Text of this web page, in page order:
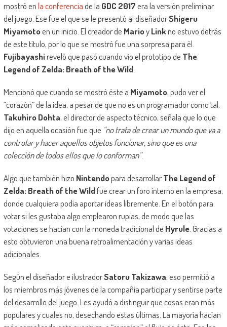
mostró enla conferenciade la GDC 2017era la versión preliminar
del juego. Ese fue el que se le presentó al diseñadorShigeru
Miyamotoen un inicio. El creador de MarioyLinkno estuvo detrás
de este título, por lo que se mostró fue una sorpresa para él.
Fujibayashireveló que pasó cuando vio el prototipo de The
Legend of Zelda: Breath of the Wild.
Mencionó que cuando se mostró éste a Miyamoto, pudo ver el
“corazón” de la idea, a pesar de que no es un programador como tal.
Takuhiro Dohta, el director de aspecto técnico, señala que lo que
dijo en aquella ocasión fue que “no trata de crear un mundo que va a
controlar y hacer aquellos objetos funcionar, sino que es una
colección de todos ellos que lo conforman”.
Algo que también hizo Nintendopara desarrollarThe Legend of
Zelda: Breath of the Wildfue crear un foro interno en la empresa,
donde cualquiera podía aportar ideas libremente. En el botón para
votar si les gustaba algo emplearon rupias, de modo que las
votaciones se hacían con la moneda tradicional de Hyrule. Gracias a
esto obtuvieron una buena retroalimentación y varias ideas
adicionales.
Según el diseñador e ilustradorSatoru Takizawa, eso permitió a
los miembros más jóvenes de la compañía participar y sentirse parte
del desarrollo del juego. Les ayudó a distinguir que cosas eran más
populares y cuales no, desechando estas últimas. La mayoría hacían